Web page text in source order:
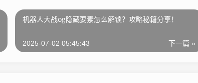
机器人大战og隐藏要素怎么解锁？攻略秘籍分享！
下一篇 »
2025-07-02 05:45:43